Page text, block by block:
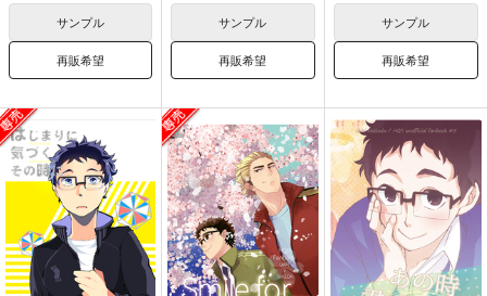
サンプル
再販希望
サンプル
再販希望
サンプル
再販希望